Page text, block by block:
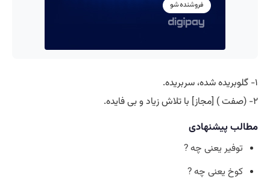
۱- گلوبریده شده، سربریده.
۲- (صفت ) [مجاز] با تلاش زیاد و بی فایده.
مطالب پیشنهادی
توفیر یعنی چه ?
کوخ یعنی چه ?